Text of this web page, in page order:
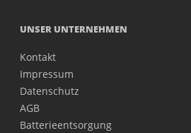
UNSER UNTERNEHMEN
Kontakt
Impressum
Datenschutz
AGB
Batterieentsorgung